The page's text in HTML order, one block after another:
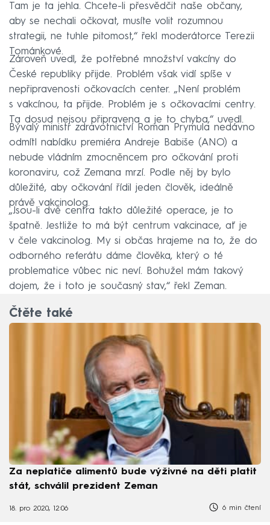
Tam je ta jehla. Chcete-li přesvědčit naše občany,
aby se nechali očkovat, musíte volit rozumnou
strategii, ne tuhle pitomost,“ řekl moderátorce Terezii
Tománkové.
Zároveň uvedl, že potřebné množství vakcíny do
České republiky přijde. Problém však vidí spíše v
nepřipravenosti očkovacích center. „Není problém
s vakcínou, ta přijde. Problém je s očkovacími centry.
Ta dosud nejsou připravena a je to chyba,“ uvedl.
Bývalý ministr zdravotnictví Roman Prymula nedávno
odmítl nabídku premiéra Andreje Babiše (ANO) a
nebude vládním zmocněncem pro očkování proti
koronaviru, což Zemana mrzí. Podle něj by bylo
důležité, aby očkování řídil jeden člověk, ideálně
právě vakcinolog.
„Jsou-li dvě centra takto důležité operace, je to
špatně. Jestliže to má být centrum vakcinace, ať je
v čele vakcinolog. My si občas hrajeme na to, že do
odborného referátu dáme člověka, který o té
problematice vůbec nic neví. Bohužel mám takový
dojem, že i toto je současný stav,“ řekl Zeman.
Čtěte také
Za neplatiče alimentů bude výživné na děti platit
stát, schválil prezident Zeman
18. pro 2020, 12:06 6 min čtení